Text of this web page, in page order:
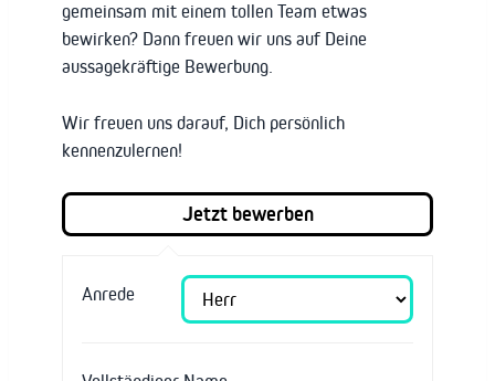
gemeinsam mit einem tollen Team etwas
bewirken? Dann freuen wir uns auf Deine
aussagekräftige Bewerbung.
Wir freuen uns darauf, Dich persönlich
kennenzulernen!
Anrede